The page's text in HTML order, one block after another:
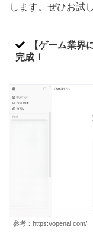
します。ぜひお試
【ゲーム業界
完成！
参考：https://openai.com/